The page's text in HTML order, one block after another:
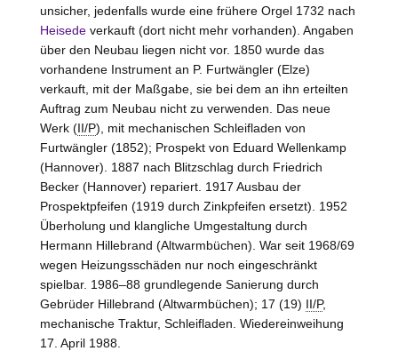
unsicher, jedenfalls wurde eine frühere Orgel 1732 nach
Heisedeverkauft (dort nicht mehr vorhanden). Angaben
über den Neubau liegen nicht vor. 1850 wurde das
vorhandene Instrument an P. Furtwängler (Elze)
verkauft, mit der Maßgabe, sie bei dem an ihn erteilten
Auftrag zum Neubau nicht zu verwenden. Das neue
Werk (II/P), mit mechanischen Schleifladen von
Furtwängler (1852); Prospekt von Eduard Wellenkamp
(Hannover). 1887 nach Blitzschlag durch Friedrich
Becker (Hannover) repariert. 1917 Ausbau der
Prospektpfeifen (1919 durch Zinkpfeifen ersetzt). 1952
Überholung und klangliche Umgestaltung durch
Hermann Hillebrand (Altwarmbüchen). War seit 1968/69
wegen Heizungsschäden nur noch eingeschränkt
spielbar. 1986–88 grundlegende Sanierung durch
Gebrüder Hillebrand (Altwarmbüchen); 17 (19) II/P,
mechanische Traktur, Schleifladen. Wiedereinweihung
17. April 1988.